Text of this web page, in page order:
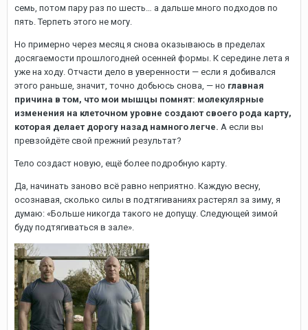
семь, потом пару раз по шесть… а дальше много подходов по
пять. Терпеть этого не могу.
Но примерно через месяц я снова оказываюсь в пределах
досягаемости прошлогодней осенней формы. К середине лета я
уже на ходу. Отчасти дело в уверенности — если я добивался
этого раньше, значит, точно добьюсь снова, — но главная
причина в том, что мои мышцы помнят: молекулярные
изменения на клеточном уровне создают своего рода карту,
которая делает дорогу назад намного легче. А если вы
превзойдёте свой прежний результат?
Тело создаст новую, ещё более подробную карту.
Да, начинать заново всё равно неприятно. Каждую весну,
осознавая, сколько силы в подтягиваниях растерял за зиму, я
думаю: «Больше никогда такого не допущу. Следующей зимой
буду подтягиваться в зале».